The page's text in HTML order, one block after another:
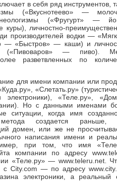
в себя ряд инструментов,
(«Вкуснотеево» —
(«Фругурт» —
личностно-
производителей водки —
— «Быстров» — каши) и
(«Пивоваров» — пиво).
разветвленных по
для имени компании или
«Слетать.ру»
электроники), «Теле.ру»,
Но с данными именами
ситуации, когда имя
создается раньше,
домен, или же не
написания имени и
при том, что имя
компании по адресу
«Теле.ру» — www.teleru.net.
Сity.com — по адресу
электроники, а реальный